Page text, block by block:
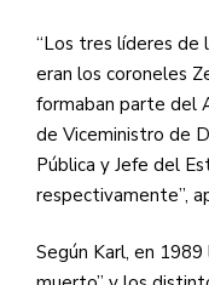
“Los tres líderes de
eran los coroneles
formaban parte del
de Viceministro de
Pública y Jefe del
respectivamente”,
Según Karl, en